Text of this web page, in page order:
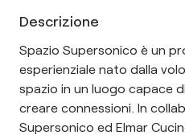
Descrizione
Spazio Supersonico è un
esperienziale nato dalla
spazio in un luogo capace
creare connessioni. In
Supersonico ed Elmar